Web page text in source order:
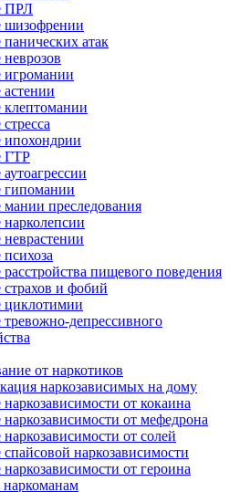
ПРЛ
шизофрении
атак
игромании
клептомании
ипохондрии
ГТР
гипомании
мании преследования
пищевого поведения
и фобий
циклотимии
депрессивного
от наркотиков
наркозависимых на дому
от кокаина
от мефедрона
от солей
наркозависимости
от героина